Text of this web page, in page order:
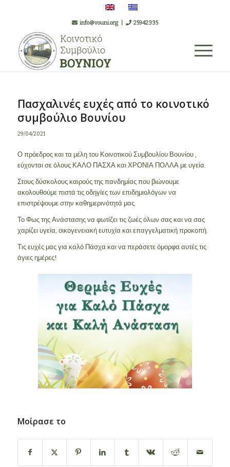
info@vouni.org| 25942335
Πασχαλινές ευχές από το κοινοτικό
συμβούλιο Βουνίου
29/04/2021
Ο πρόεδρος και τα μέλη του Κοινοτικού Συμβουλίου Βουνίου ,
εύχονται σε όλους ΚΑΛΟ ΠΑΣΧΑ και ΧΡΟΝΙΑ ΠΟΛΛΑ με υγεία.
Στους δύσκολους καιρούς της πανδημίας που βιώνουμε
ακολουθούμε πιστά τις οδηγίες των επιδημιολόγων να
επιστρέψουμε στην καθημερινότητά μας.
Το Φως της Ανάστασης να φωτίζει τις ζωές όλων σας και να σας
χαρίζει υγεία, οικογενειακή ευτυχία και επαγγελματική προκοπή.
Τις ευχές μας για καλό Πάσχα και να περάσετε όμορφα αυτές τις
άγιες ημέρες!
Μοίρασε το